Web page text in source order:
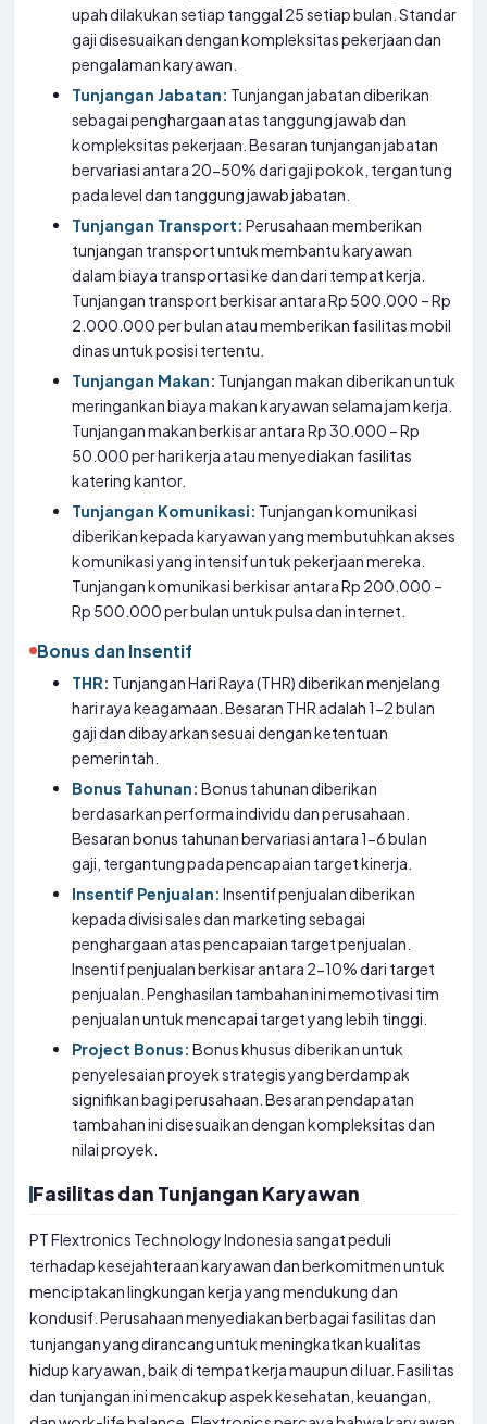
upah dilakukan setiap tanggal 25 setiap bulan. Standar
gaji disesuaikan dengan kompleksitas pekerjaan dan
pengalaman karyawan.
Tunjangan Jabatan: Tunjangan jabatan diberikan
sebagai penghargaan atas tanggung jawab dan
kompleksitas pekerjaan. Besaran tunjangan jabatan
bervariasi antara 20-50% dari gaji pokok, tergantung
pada level dan tanggung jawab jabatan.
Tunjangan Transport: Perusahaan memberikan
tunjangan transport untuk membantu karyawan
dalam biaya transportasi ke dan dari tempat kerja.
Tunjangan transport berkisar antara Rp 500.000 – Rp
2.000.000 per bulan atau memberikan fasilitas mobil
dinas untuk posisi tertentu.
Tunjangan Makan: Tunjangan makan diberikan untuk
meringankan biaya makan karyawan selama jam kerja.
Tunjangan makan berkisar antara Rp 30.000 – Rp
50.000 per hari kerja atau menyediakan fasilitas
katering kantor.
Tunjangan Komunikasi: Tunjangan komunikasi
diberikan kepada karyawan yang membutuhkan akses
komunikasi yang intensif untuk pekerjaan mereka.
Tunjangan komunikasi berkisar antara Rp 200.000 –
Rp 500.000 per bulan untuk pulsa dan internet.
Bonus dan Insentif
THR: Tunjangan Hari Raya (THR) diberikan menjelang
hari raya keagamaan. Besaran THR adalah 1-2 bulan
gaji dan dibayarkan sesuai dengan ketentuan
pemerintah.
Bonus Tahunan: Bonus tahunan diberikan
berdasarkan performa individu dan perusahaan.
Besaran bonus tahunan bervariasi antara 1-6 bulan
gaji, tergantung pada pencapaian target kinerja.
Insentif Penjualan: Insentif penjualan diberikan
kepada divisi sales dan marketing sebagai
penghargaan atas pencapaian target penjualan.
Insentif penjualan berkisar antara 2-10% dari target
penjualan. Penghasilan tambahan ini memotivasi tim
penjualan untuk mencapai target yang lebih tinggi.
Project Bonus: Bonus khusus diberikan untuk
penyelesaian proyek strategis yang berdampak
signifikan bagi perusahaan. Besaran pendapatan
tambahan ini disesuaikan dengan kompleksitas dan
nilai proyek.
Fasilitas dan Tunjangan Karyawan
PT Flextronics Technology Indonesia sangat peduli
terhadap kesejahteraan karyawan dan berkomitmen untuk
menciptakan lingkungan kerja yang mendukung dan
kondusif. Perusahaan menyediakan berbagai fasilitas dan
tunjangan yang dirancang untuk meningkatkan kualitas
hidup karyawan, baik di tempat kerja maupun di luar. Fasilitas
dan tunjangan ini mencakup aspek kesehatan, keuangan,